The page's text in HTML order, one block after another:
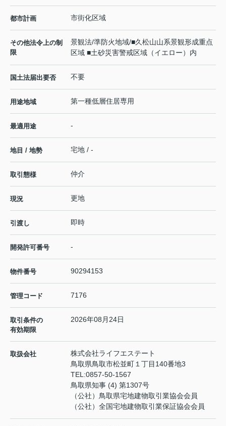
都市計画 市街化区域
その他法令上の制
限
景観法/準防火地域/■久松山山系景観形成重点
区域 ■土砂災害警戒区域（イエロー）内
国土法届出要否 不要
用途地域 第一種低層住居専用
最適用途 -
地目 / 地勢 宅地 / -
取引態様 仲介
現況 更地
引渡し 即時
開発許可番号 -
物件番号 90294153
管理コード 7176
取引条件の
有効期限
2026年08月24日
取扱会社
株式会社ライフエステート
鳥取県鳥取市松並町１丁目140番地3
TEL:0857-50-1567
鳥取県知事 (4) 第1307号
（公社）鳥取県宅地建物取引業協会会員
（公社）全国宅地建物取引業保証協会会員